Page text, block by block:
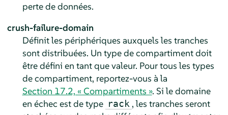
perte de données.
crush-failure-domain
Définit les périphériques auxquels les tranches
sont distribuées. Un type de compartiment doit
être défini en tant que valeur. Pour tous les types
de compartiment, reportez-vous à la
Section 17.2, « Compartiments ». Si le domaine
en échec est de type rack , les tranches seront